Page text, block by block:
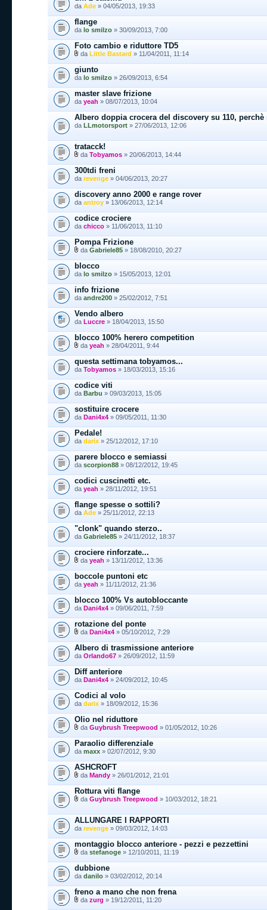
da Ade » 04/05/2013, 19:33
flange
da lo smilzo » 30/09/2013, 7:00
Foto cambio e riduttore TD5
da Little Bastard » 11/04/2011, 11:14
giunto
da lo smilzo » 26/09/2013, 6:54
master slave frizione
da yeah » 08/07/2013, 10:04
Albero doppia crocera del discovery su 110, perchè
da LLmotorsport » 27/06/2013, 12:06
tratacck!
da Tobyamos » 20/06/2013, 14:44
300tdi freni
da revenge » 04/06/2013, 20:27
discovery anno 2000 e range rover
da antroy » 13/06/2013, 12:14
codice crociere
da chicco » 11/06/2013, 11:10
Pompa Frizione
da Gabriele85 » 18/08/2010, 20:27
blocco
da lo smilzo » 15/05/2013, 12:01
info frizione
da andre200 » 25/02/2012, 7:51
Vendo albero
da Luccre » 18/04/2013, 15:50
blocco 100% herero competition
da yeah » 28/04/2011, 9:44
questa settimana tobyamos...
da Tobyamos » 18/03/2013, 15:16
codice viti
da Barbu » 09/03/2013, 15:05
sostituire crocere
da Dani4x4 » 09/05/2011, 11:30
Pedale!
da darix » 25/12/2012, 17:10
parere blocco e semiassi
da scorpion88 » 08/12/2012, 19:45
codici cuscinetti etc.
da yeah » 28/11/2012, 19:51
flange spesse o sottili?
da Ade » 25/11/2012, 22:13
"clonk" quando sterzo..
da Gabriele85 » 24/11/2012, 18:37
crociere rinforzate...
da yeah » 13/11/2012, 13:36
boccole puntoni etc
da yeah » 11/11/2012, 21:36
blocco 100% Vs autobloccante
da Dani4x4 » 09/06/2011, 7:59
rotazione del ponte
da Dani4x4 » 05/10/2012, 7:29
Albero di trasmissione anteriore
da Orlando67 » 26/09/2012, 11:59
Diff anteriore
da Dani4x4 » 24/09/2012, 10:45
Codici al volo
da darix » 18/09/2012, 15:36
Olio nel riduttore
da Guybrush Treepwood » 01/05/2012, 10:26
Paraolio differenziale
da maxx » 02/07/2012, 9:30
ASHCROFT
da Mandy » 26/01/2012, 21:01
Rottura viti flange
da Guybrush Treepwood » 10/03/2012, 18:21
ALLUNGARE I RAPPORTI
da revenge » 09/03/2012, 14:03
montaggio blocco anteriore - pezzi e pezzettini
da stefanoge » 12/10/2011, 11:19
dubbione
da danilo » 03/02/2012, 20:14
freno a mano che non frena
da zurg » 19/12/2011, 11:20